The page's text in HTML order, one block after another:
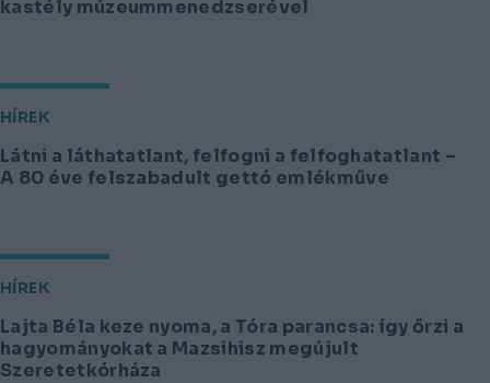
kastély múzeummenedzserével
HÍREK
Látni a láthatatlant, felfogni a felfoghatatlant –
A 80 éve felszabadult gettó emlékműve
HÍREK
Lajta Béla keze nyoma, a Tóra parancsa: így őrzi a
hagyományokat a Mazsihisz megújult
Szeretetkórháza